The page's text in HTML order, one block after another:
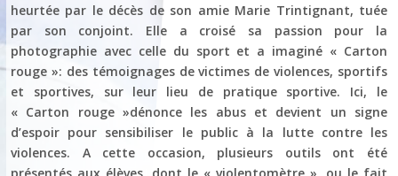
heurtée par le décès de son amie Marie Trintignant, tuée
par son conjoint. Elle a croisé sa passion pour la
photographie avec celle du sport et a imaginé « Carton
rouge »: des témoignages de victimes de violences, sportifs
et sportives, sur leur lieu de pratique sportive. Ici, le
« Carton rouge »dénonce les abus et devient un signe
d’espoir pour sensibiliser le public à la lutte contre les
violences. A cette occasion, plusieurs outils ont été